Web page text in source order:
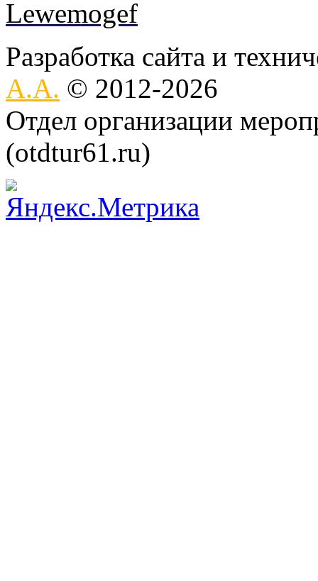
Lewemogef
Разработка сайта и
А.А. © 2012-2026
Отдел организации
(otdtur61.ru)